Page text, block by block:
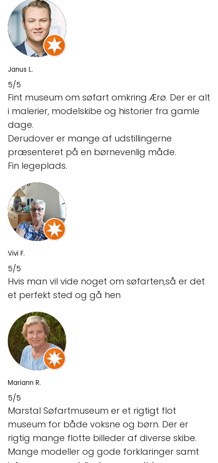
Janus L.
5/5
Fint museum om søfart omkring Ærø. Der er alt
i malerier, modelskibe og historier fra gamle
dage.
Derudover er mange af udstillingerne
præsenteret på en børnevenlig måde.
Fin legeplads.
Vivi F.
5/5
Hvis man vil vide noget om søfarten,så er det
et perfekt sted og gå hen
Mariann R.
5/5
Marstal Søfartmuseum er et rigtigt flot
museum for både voksne og børn. Der er
rigtig mange flotte billeder af diverse skibe.
Mange modeller og gode forklaringer samt